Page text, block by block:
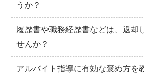
うか？
履歴書や職務経歴書などは、返却
せんか？
アルバイト指導に有効な褒め方を